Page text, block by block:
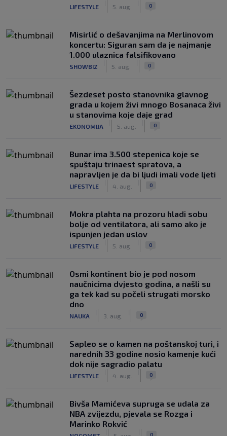
LIFESTYLE 5. aug. 0
Misirlić o dešavanjima na Merlinovom
koncertu: Siguran sam da je najmanje
1.000 ulaznica falsifikovano
SHOWBIZ 5. aug. 0
Šezdeset posto stanovnika glavnog
grada u kojem živi mnogo Bosanaca živi
u stanovima koje daje grad
EKONOMIJA 5. aug. 0
Bunar imа 3.500 stepenica koje se
spuštaju trinaest spratova, a
napravljen je da bi ljudi imali vode ljeti
LIFESTYLE 4. aug. 0
Mokra plahta na prozoru hladi sobu
bolje od ventilatora, ali samo ako je
ispunjen jedan uslov
LIFESTYLE 5. aug. 0
Osmi kontinent bio je pod nosom
naučnicima dvjesto godina, a našli su
ga tek kad su počeli strugati morsko
dno
NAUKA 3. aug. 0
Saplео se o kamen na poštanskoj turi, i
narednih 33 godine nosio kamenje kući
dok nije sagradio palatu
LIFESTYLE 4. aug. 0
Bivša Mamićeva supruga se udala za
NBA zvijezdu, pjevala se Rozga i
Marinko Rokvić
0